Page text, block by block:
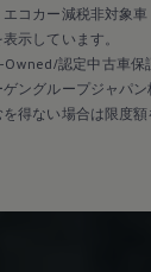
コカー減税非対象
示しています。
Owned/認定中古車保
ングループジャパ
を得ない場合は限度